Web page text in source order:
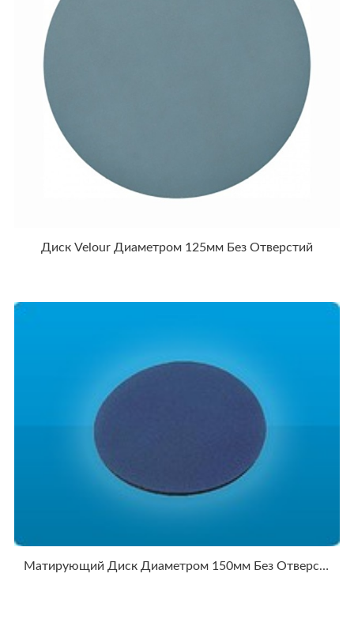
Диск Velour Диаметром 125мм Без Отверстий
Матирующий Диск Диаметром 150мм Без Отверстий SMIRDEX